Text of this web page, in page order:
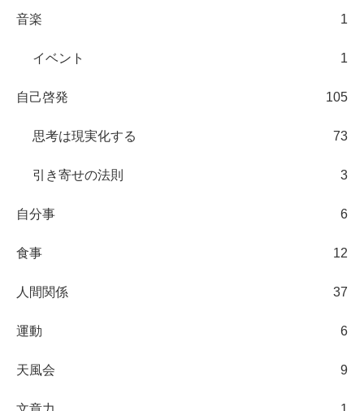
音楽 1
イベント 1
自己啓発 105
思考は現実化する 73
引き寄せの法則 3
自分事 6
食事 12
人間関係 37
運動 6
天風会 9